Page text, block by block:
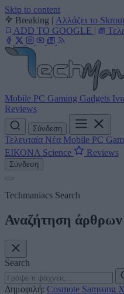
Skip to content
Breaking | Αλλάζει το
ADD TO GOOGLE |
Mobile PC Gaming Gadgets
Reviews
Σύνδεση
Τελευταία Νέα Mobile PC
ΕΙΚΟΝΑ Science Reviews
Σύνδεση
Techmaniacs Search
Αναζήτηση άρθρων
Search
Δημοφιλή: Cosmote Samsung